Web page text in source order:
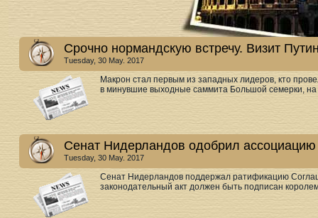
Срочно нормандскую встречу. Визит
Tuesday, 30 May. 2017
Макрон стал первым из западных лидеров, кто
в минувшие выходные саммита Большой семерки, на
Сенат Нидерландов одобрил
Tuesday, 30 May. 2017
Сенат Нидерландов поддержал ратификацию
законодательный акт должен быть подписан